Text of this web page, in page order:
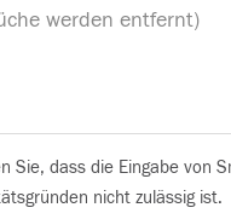
Sie, dass die Eingabe von
nicht zulässig ist.